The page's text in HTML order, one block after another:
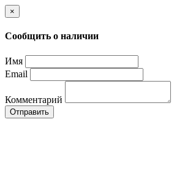
×
Сообщить о наличии
Имя
Email
Комментарий
Отправить